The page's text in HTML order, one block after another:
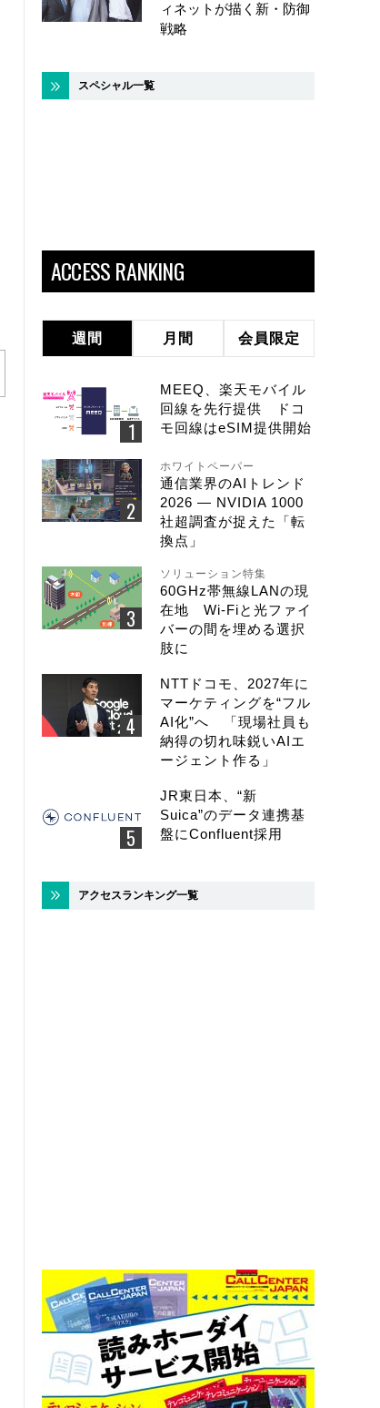
ィネットが描く新・防御
戦略
スペシャル一覧
ACCESS RANKING
週間 月間 会員限定
MEEQ、楽天モバイル
回線を先行提供 ドコ
モ回線はeSIM提供開始
ホワイトペーパー
通信業界のAIトレンド
2026 ― NVIDIA 1000
社超調査が捉えた「転
換点」
ソリューション特集
60GHz帯無線LANの現
在地 Wi-Fiと光ファイ
バーの間を埋める選択
肢に
NTTドコモ、2027年に
マーケティングを“フル
AI化”へ 「現場社員も
納得の切れ味鋭いAIエ
ージェント作る」
JR東日本、“新
Suica”のデータ連携基
盤にConfluent採用
アクセスランキング一覧